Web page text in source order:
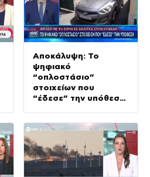
Αποκάλυψη: Το
ψηφιακό
“οπλοστάσιο”
στοιχείων που
“έδεσε” την υπόθεση